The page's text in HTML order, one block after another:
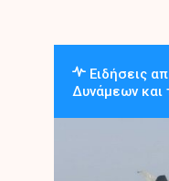
Ειδήσεις
Δυνάμεων